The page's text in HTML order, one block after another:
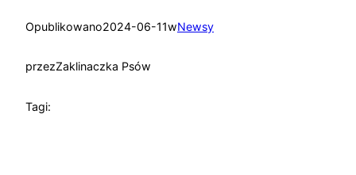
Opublikowano2024-06-11wNewsy
przezZaklinaczka Psów
Tagi: